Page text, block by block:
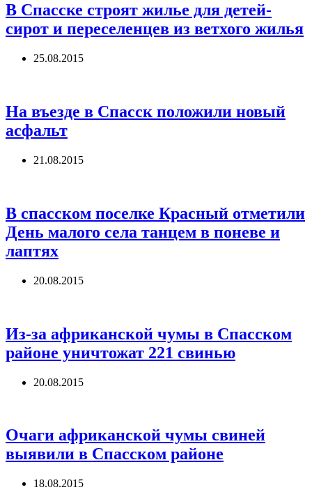
В Спасске строят жилье для детей-
сирот и переселенцев из ветхого жилья
25.08.2015
На въезде в Спасск положили новый
асфальт
21.08.2015
В спасском поселке Красный отметили
День малого села танцем в поневе и
лаптях
20.08.2015
Из-за африканской чумы в Спасском
районе уничтожат 221 свинью
20.08.2015
Очаги африканской чумы свиней
выявили в Спасском районе
18.08.2015